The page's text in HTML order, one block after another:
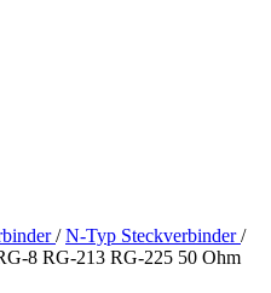
/ N-Typ Steckverbinder/
8 RG-213 RG-225 50 Ohm